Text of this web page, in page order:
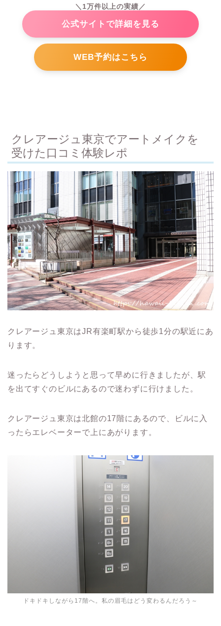
＼1万件以上の実績／
公式サイトで詳細を見る
WEB予約はこちら
クレアージュ東京でアートメイクを
受けた口コミ体験レポ
クレアージュ東京はJR有楽町駅から徒歩1分の駅近にあ
ります。
迷ったらどうしようと思って早めに行きましたが、駅
を出てすぐのビルにあるので迷わずに行けました。
クレアージュ東京は北館の17階にあるので、ビルに入
ったらエレベーターで上にあがります。
ドキドキしながら17階へ。私の眉毛はどう変わるんだろう～